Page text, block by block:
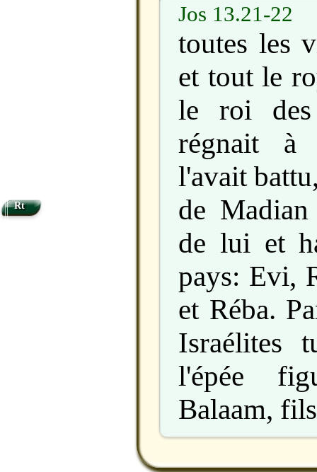
Jos 13.21-22
toutes les
et tout le
le roi des
régnait à
l'avait
de
de lui et
pays: Evi,
et Réba.
Israélites
l'épée
Balaam,
Rt